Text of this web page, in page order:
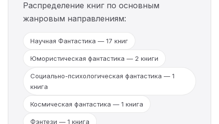
Распределение книг по основным
жанровым направлениям:
Научная Фантастика — 17 книг
Юмористическая фантастика — 2 книги
Социально-психологическая фантастика — 1
книга
Космическая фантастика — 1 книга
Фэнтези — 1 книга